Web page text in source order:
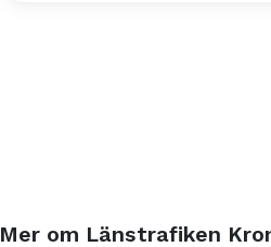
Mer om Länstrafiken